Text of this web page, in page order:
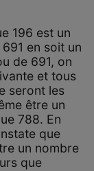
196 est un
en soit un
de 691, on
et tous
seront les
être un
788. En
que
un nombre
que